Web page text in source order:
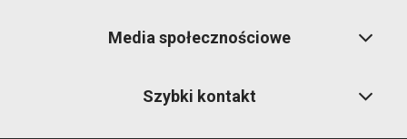
Media społecznościowe
Szybki kontakt